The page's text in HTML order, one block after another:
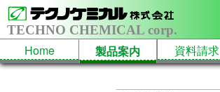
TECHNO CHEMICAL corp.
Home 製品案内 資料請求